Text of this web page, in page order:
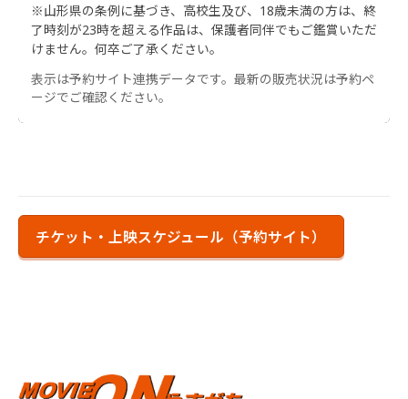
※山形県の条例に基づき、高校生及び、18歳未満の方は、終
了時刻が23時を超える作品は、保護者同伴でもご鑑賞いただ
けません。何卒ご了承ください。
表示は予約サイト連携データです。最新の販売状況は予約ペ
ージでご確認ください。
チケット・上映スケジュール（予約サイト）